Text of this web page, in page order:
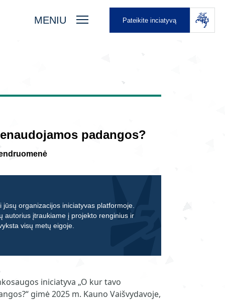
MENIU Pateikite inciatyvą
padangos?
jūsų organizacijos iniciatyvas platformoje.
autorius įtraukiame į projekto renginius ir
visų metų eigoje.
iniciatyva „O kur tavo
gimė 2025 m. Kauno Vaišvydavoje,